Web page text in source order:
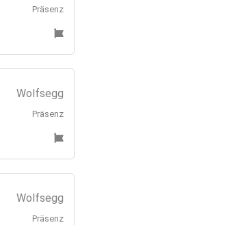
Präsenz
Wolfsegg
Präsenz
Wolfsegg
Präsenz